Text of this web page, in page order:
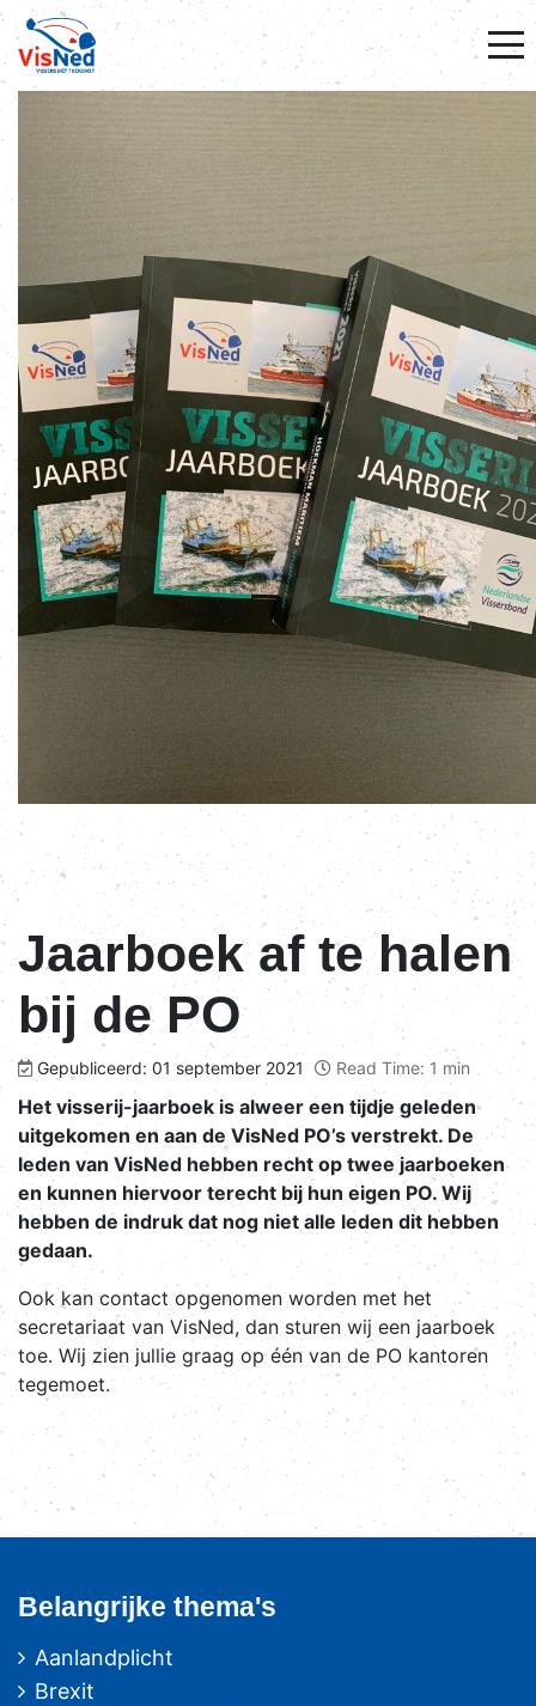
Jaarboek af te halen
bij de PO
Gepubliceerd: 01 september 2021 Read Time: 1 min
Het visserij-jaarboek is alweer een tijdje geleden
uitgekomen en aan de VisNed PO’s verstrekt. De
leden van VisNed hebben recht op twee jaarboeken
en kunnen hiervoor terecht bij hun eigen PO. Wij
hebben de indruk dat nog niet alle leden dit hebben
gedaan.
Ook kan contact opgenomen worden met het
secretariaat van VisNed, dan sturen wij een jaarboek
toe. Wij zien jullie graag op één van de PO kantoren
tegemoet.
Belangrijke thema's
Aanlandplicht
Brexit